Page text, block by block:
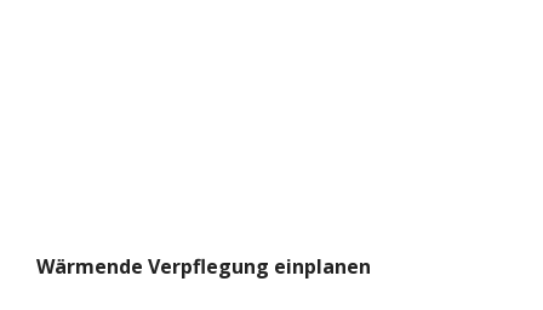
Wärmende Verpflegung einplanen